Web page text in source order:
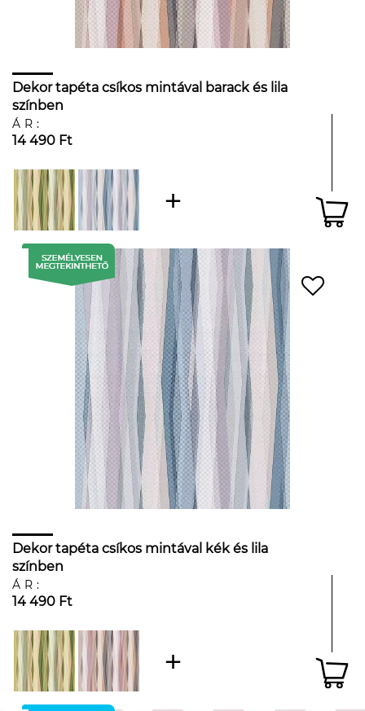
Dekor tapéta csíkos mintával barack és lila
színben
ÁR:
14 490 Ft
Dekor tapéta csíkos mintával kék és lila
színben
ÁR:
14 490 Ft